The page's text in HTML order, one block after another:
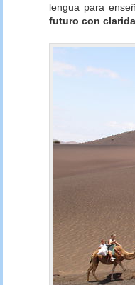
lengua para
futuro con